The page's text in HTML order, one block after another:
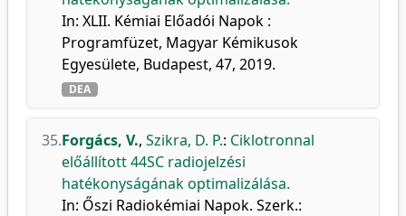
In: XLII. Kémiai Előadói Napok :
Programfüzet, Magyar Kémikusok
Egyesülete, Budapest, 47, 2019.
DEA
35.Forgács, V., Szikra, D. P.: Ciklotronnal
előállított 44SC radiojelzési
hatékonyságának optimalizálása.
In: Őszi Radiokémiai Napok. Szerk.: